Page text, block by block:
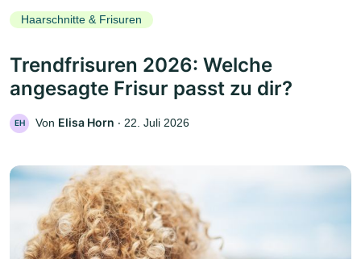
Haarschnitte & Frisuren
Trendfrisuren 2026: Welche
angesagte Frisur passt zu dir?
EH Von Elisa Horn ‧ 22. Juli 2026